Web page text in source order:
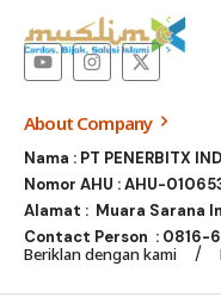
About Company
Nama : PT PENERBITX
Nomor AHU : AHU-
Alamat : Muara Sarana
Contact Person : 0816-
Beriklan dengan kami